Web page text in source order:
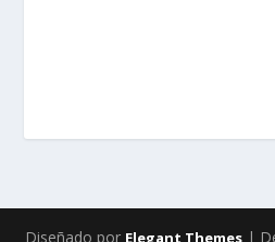
Diseñado por Elegant Themes|